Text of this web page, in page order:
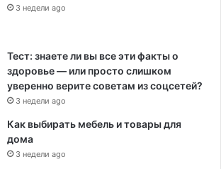
3 недели ago
Тест: знаете ли вы все эти факты о
здоровье — или просто слишком
уверенно верите советам из соцсетей?
3 недели ago
Как выбирать мебель и товары для
дома
3 недели ago